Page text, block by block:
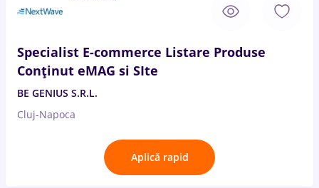
Specialist E-commerce Listare Produse
Conținut eMAG si SIte
BE GENIUS S.R.L.
Cluj-Napoca
Aplică rapid